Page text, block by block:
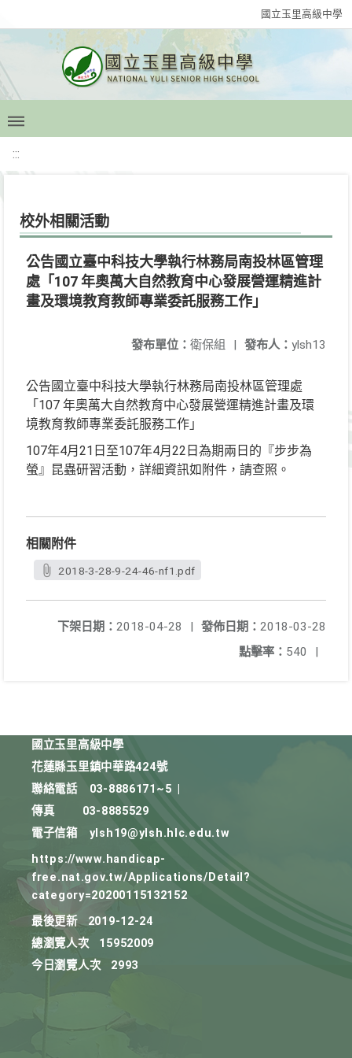
國立玉里高級中學
:::
校外相關活動
公告國立臺中科技大學執行林務局南投林區管理
處「107 年奧萬大自然教育中心發展營運精進計
畫及環境教育教師專業委託服務工作」
發布人： ylsh13
發布單位： 衛保組 |
公告國立臺中科技大學執行林務局南投林區管理處
「107 年奧萬大自然教育中心發展營運精進計畫及環
境教育教師專業委託服務工作」
107年4月21日至107年4月22日為期兩日的『步步為
螢』昆蟲研習活動，詳細資訊如附件，請查照。
相關附件
2018-3-28-9-24-46-nf1.pdf
發佈日期： 2018-03-28
下架日期： 2018-04-28
|
點擊率： 540 |
國立玉里高級中學
花蓮縣玉里鎮中華路424號
聯絡電話
03-8886171~5
傳真
03-8885529
電子信箱
ylsh19@ylsh.hlc.edu.tw
https://www.handicap-
free.nat.gov.tw/Applications/Detail?
category=20200115132152
最後更新
2019-12-24
總瀏覽人次
15952009
今日瀏覽人次
2993